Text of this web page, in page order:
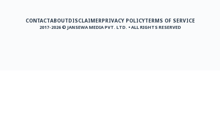
CONTACTABOUTDISCLAIMERPRIVACY POLICYTERMS OF SERVICE
2017-2026 © JANSEWA MEDIA PVT. LTD. • ALL RIGHTS RESERVED